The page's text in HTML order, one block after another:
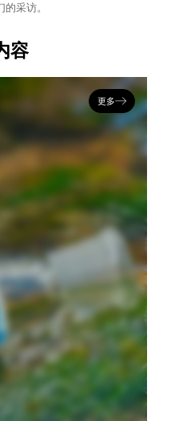
采访。
容
更多